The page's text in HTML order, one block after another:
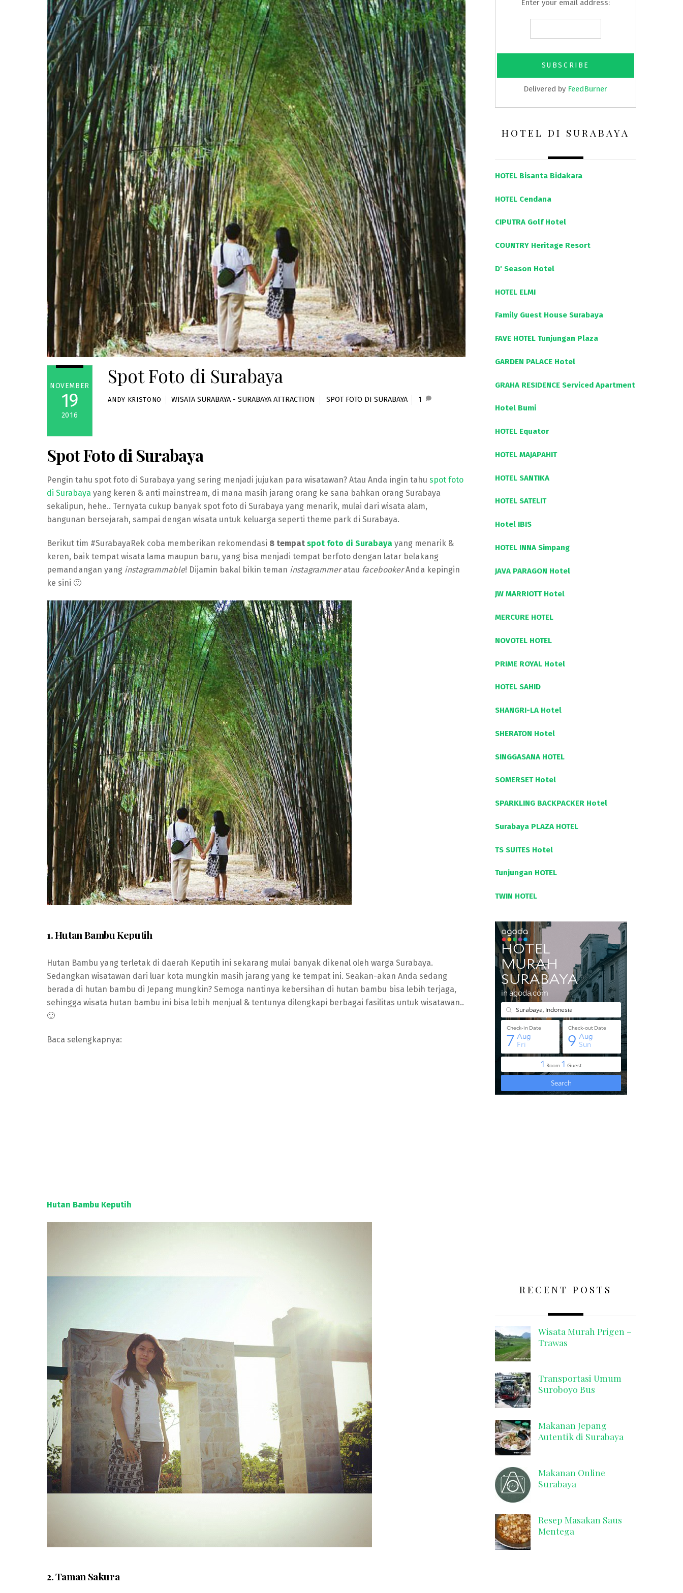
NOVEMBER
19
2016
Spot Foto di Surabaya
ANDY KRISTONO WISATA SURABAYA - SURABAYA ATTRACTION SPOT FOTO DI SURABAYA 1
Spot Foto di Surabaya
Pengin tahu spot foto di Surabaya yang sering menjadi jujukan para wisatawan? Atau Anda ingin tahu spot foto
di Surabaya yang keren & anti mainstream, di mana masih jarang orang ke sana bahkan orang Surabaya
sekalipun, hehe.. Ternyata cukup banyak spot foto di Surabaya yang menarik, mulai dari wisata alam,
bangunan bersejarah, sampai dengan wisata untuk keluarga seperti theme park di Surabaya.
Berikut tim #SurabayaRek coba memberikan rekomendasi 8 tempat spot foto di Surabaya yang menarik &
keren, baik tempat wisata lama maupun baru, yang bisa menjadi tempat berfoto dengan latar belakang
pemandangan yang instagrammable! Dijamin bakal bikin teman instagrammeratau facebookerAnda kepingin
ke sini 🙂
1. Hutan Bambu Keputih
Hutan Bambu yang terletak di daerah Keputih ini sekarang mulai banyak dikenal oleh warga Surabaya.
Sedangkan wisatawan dari luar kota mungkin masih jarang yang ke tempat ini. Seakan-akan Anda sedang
berada di hutan bambu di Jepang mungkin? Semoga nantinya kebersihan di hutan bambu bisa lebih terjaga,
sehingga wisata hutan bambu ini bisa lebih menjual & tentunya dilengkapi berbagai fasilitas untuk wisatawan..
🙂
Baca selengkapnya:
Hutan Bambu Keputih
2. Taman Sakura
Enter your email address:
Delivered by FeedBurner
HOTEL DI SURABAYA
HOTEL Bisanta Bidakara
HOTEL Cendana
CIPUTRA Golf Hotel
COUNTRY Heritage Resort
D' Season Hotel
HOTEL ELMI
Family Guest House Surabaya
FAVE HOTEL Tunjungan Plaza
GARDEN PALACE Hotel
GRAHA RESIDENCE Serviced Apartment
Hotel Bumi
HOTEL Equator
HOTEL MAJAPAHIT
HOTEL SANTIKA
HOTEL SATELIT
Hotel IBIS
HOTEL INNA Simpang
JAVA PARAGON Hotel
JW MARRIOTT Hotel
MERCURE HOTEL
NOVOTEL HOTEL
PRIME ROYAL Hotel
HOTEL SAHID
SHANGRI-LA Hotel
SHERATON Hotel
SINGGASANA HOTEL
SOMERSET Hotel
SPARKLING BACKPACKER Hotel
Surabaya PLAZA HOTEL
TS SUITES Hotel
Tunjungan HOTEL
TWIN HOTEL
RECENT POSTS
Wisata Murah Prigen –
Trawas
Transportasi Umum
Suroboyo Bus
Makanan Jepang
Autentik di Surabaya
Makanan Online
Surabaya
Resep Masakan Saus
Mentega